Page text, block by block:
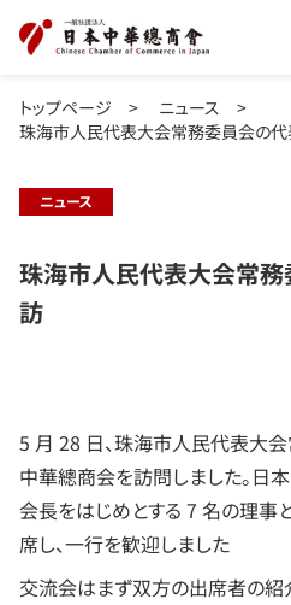
トップページ > ニュース >
珠海市人民代表大会常務委員会の
ニュース
珠海市人民代表大会常
訪
5 月 28 日、珠海市人民代表大
中華總商会を訪問しました。日
会長をはじめとする 7 名の理事
席し、一行を歓迎しました
交流会はまず双方の出席者の紹